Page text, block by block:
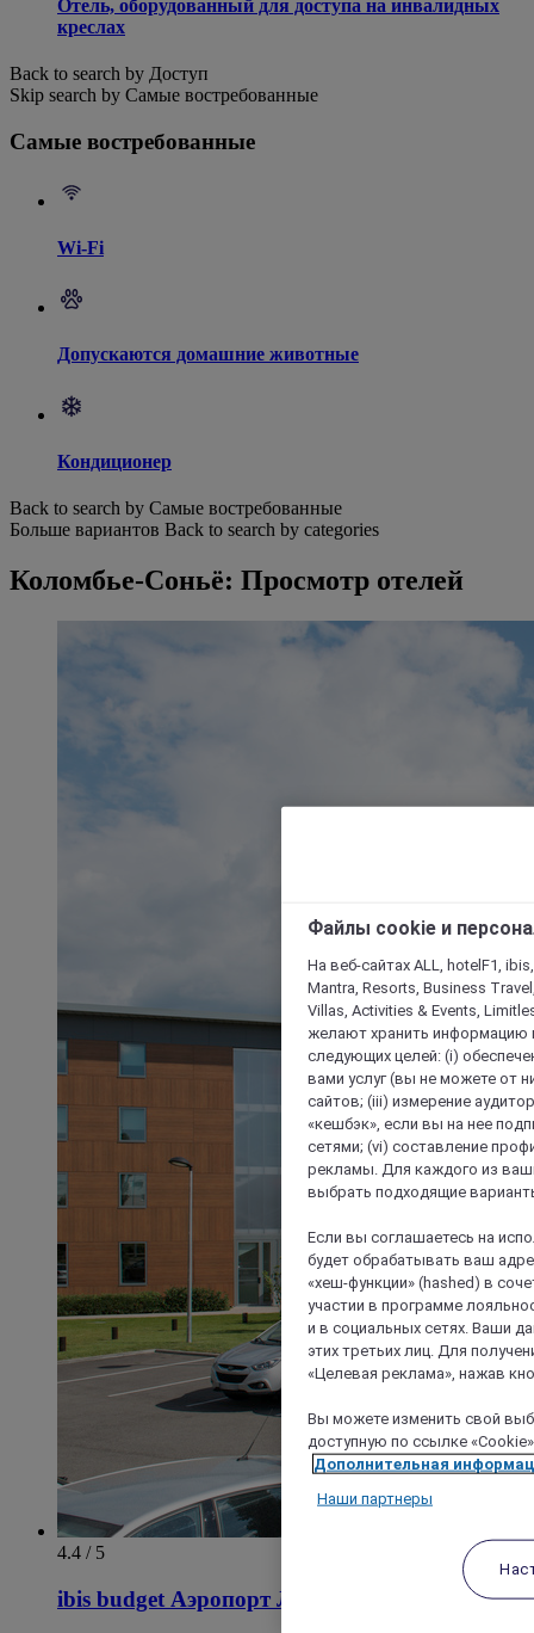
Отель, оборудованный для доступа на инвалидных
креслах
Back to search by Доступ
Skip search by Самые востребованные
Самые востребованные
Wi-Fi
Допускаются домашние животные
Кондиционер
Back to search by Самые востребованные
Больше вариантов Back to search by categories
Коломбье-Соньё: Просмотр отелей
4.4 / 5
ibis budget Аэропорт Лион Сент-Экзюпери
Файлы cookie и
На веб-сайтах ALL, hotelF1,
Mantra, Resorts, Business
Villas, Activities & Events,
желают хранить информацию
следующих целей: (i)
вами услуг (вы не можете от
сайтов; (iii) измерение
«кешбэк», если вы на нее
сетями; (vi) составление
рекламы. Для каждого из
выбрать подходящие
Если вы соглашаетесь на
будет обрабатывать ваш
«хеш-функции» (hashed) в
участии в программе
и в социальных сетях. Ваши
этих третьих лиц. Для
«Целевая реклама», нажав
Вы можете изменить свой
доступную по ссылке
Дополнительная
Наши партнеры